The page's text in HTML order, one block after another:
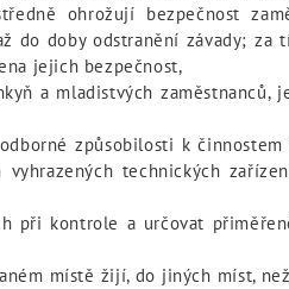
ohrožují bezpečnost
doby odstranění závady; za
jejich bezpečnost,
a mladistvých zaměstnanců,
způsobilosti k
technických
při kontrole a určovat
místě žijí, do jiných míst,